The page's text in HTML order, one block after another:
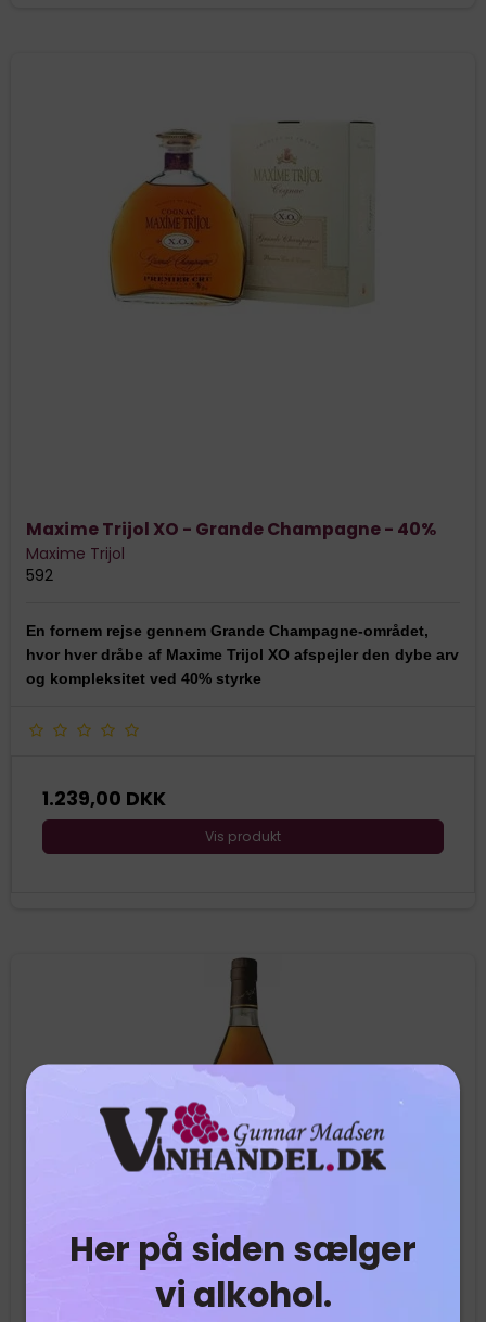
Her på siden sælger
vi alkohol.
Maxime Trijol XO - Grande Champagne - 40%
Maxime Trijol
592
En fornem rejse gennem Grande Champagne-området,
hvor hver dråbe af Maxime Trijol XO afspejler den dybe arv
og kompleksitet ved 40% styrke
1.239,00 DKK
Vis produkt